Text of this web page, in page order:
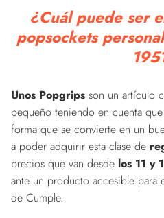
¿Cuál puede ser
popsockets
Unos Popgrips son un artículo
pequeño teniendo en cuenta
forma que se convierte en un
a poder adquirir esta clase de
precios que van desde los 11 y
ante un producto accesible para
de Cumple.